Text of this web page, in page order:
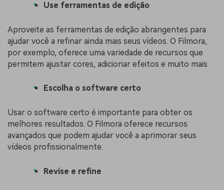
Use ferramentas de edição
Aproveite as ferramentas de edição abrangentes para
ajudar você a refinar ainda mais seus vídeos. O Filmora,
por exemplo, oferece uma variedade de recursos que
permitem ajustar cores, adicionar efeitos e muito mais.
Escolha o software certo
Usar o software certo é importante para obter os
melhores resultados. O Filmora oferece recursos
avançados que podem ajudar você a aprimorar seus
vídeos profissionalmente.
Revise e refine